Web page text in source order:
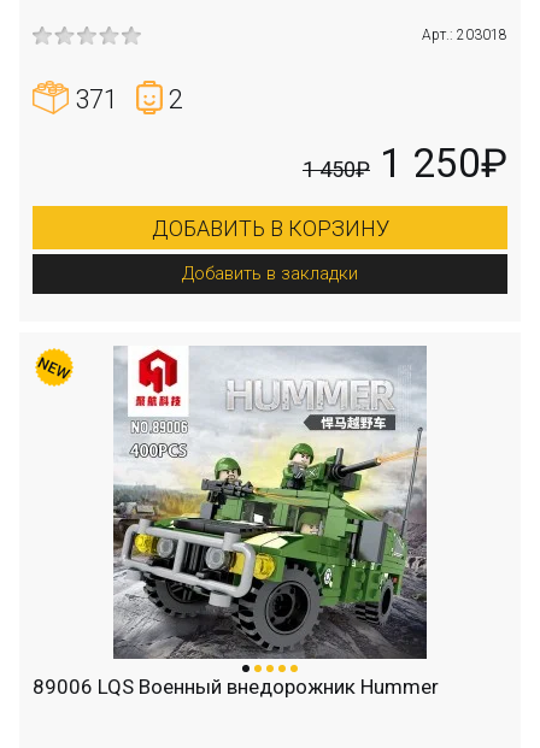
Арт.: 203018
371 2
1 450₽ 1 250₽
ДОБАВИТЬ В КОРЗИНУ
Добавить в закладки
89006 LQS Военный внедорожник Hummer